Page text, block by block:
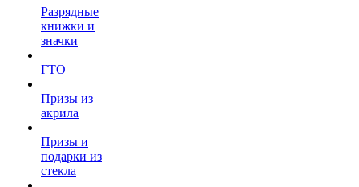
Разрядные
книжки и
значки
ГТО
Призы из
акрила
Призы и
подарки из
стекла